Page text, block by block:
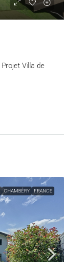
Villa de
CHAMBÉRY FRANCE